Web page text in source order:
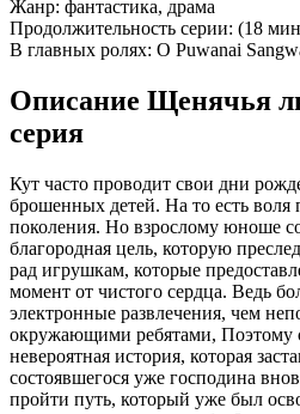
Жанр: фантастика, драма
Продолжительность серии: (18
В главных ролях: O Puwanai
Описание Щенячья
серия
Кут часто проводит свои дни
брошенных детей. На то есть воля
поколения. Но взрослому юноше
благородная цель, которую
рад игрушкам, которые
момент от чистого сердца. Ведь
электронные развлечения, чем
окружающими ребятами, Поэтому
невероятная история, которая
состоявшегося уже господина
пройти путь, который уже был